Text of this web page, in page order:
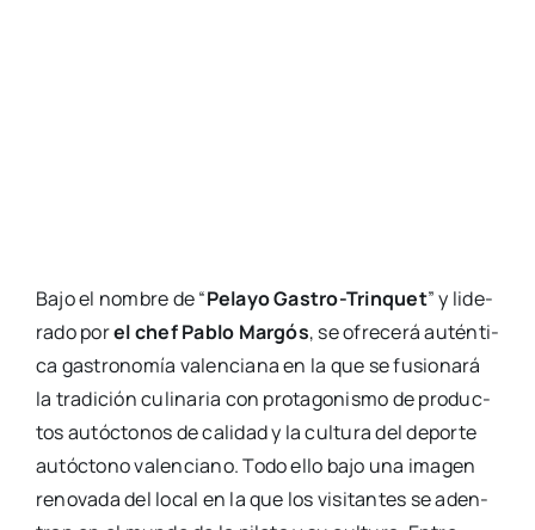
Bajo el nom­bre de “Pela­yo Gas­­tro-Tri­n­­quet” y lide­
ra­do porel chef Pablo Mar­gós, se ofre­ce­rá autén­ti­
ca gas­tro­no­mía valen­cia­na en la que se fusio­na­rá
la tra­di­ción culi­na­ria con pro­ta­go­nis­mo de pro­duc­
tos autóc­to­nos de cali­dad y la cul­tu­ra del depor­te
autóc­tono valen­ciano. Todo ello bajo una ima­gen
reno­va­da del local en la que los visi­tan­tes se aden­